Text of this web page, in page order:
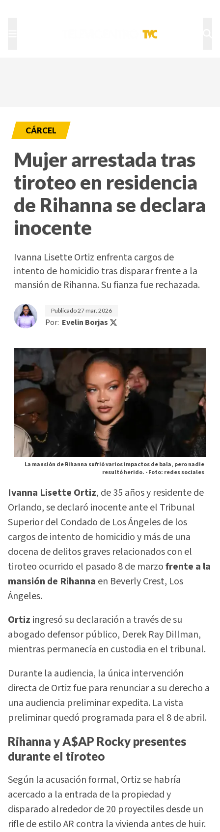
CÁRCEL
Mujer arrestada tras
tiroteo en residencia
de Rihanna se declara
inocente
Ivanna Lisette Ortiz enfrenta cargos de
intento de homicidio tras disparar frente a la
mansión de Rihanna. Su fianza fue rechazada.
Publicado27 mar. 2026
Por: Evelin Borjas
La mansión de Rihanna sufrió varios impactos de bala, pero nadie
resultó herido. -Foto: redes sociales
Ivanna Lisette Ortiz, de 35 años y residente de
Orlando, se declaró inocente ante el Tribunal
Superior del Condado de Los Ángeles de los
cargos de intento de homicidio y más de una
docena de delitos graves relacionados con el
tiroteo ocurrido el pasado 8 de marzofrente a la
mansión de Rihanna en Beverly Crest, Los
Ángeles.
Ortiz ingresó su declaración a través de su
abogado defensor público, Derek Ray Dillman,
mientras permanecía en custodia en el tribunal.
Durante la audiencia, la única intervención
directa de Ortiz fue para renunciar a su derecho a
una audiencia preliminar expedita. La vista
preliminar quedó programada para el 8 de abril.
Rihanna y A$AP Rocky presentes
durante el tiroteo
Según la acusación formal, Ortiz se habría
acercado a la entrada de la propiedad y
disparado alrededor de 20 proyectiles desde un
rifle de estilo AR contra la vivienda antes de huir.